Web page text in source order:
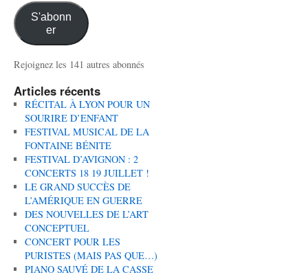
S'abonn
er
Rejoignez les 141 autres abonnés
Articles récents
RÉCITAL À LYON POUR UN
SOURIRE D’ENFANT
FESTIVAL MUSICAL DE LA
FONTAINE BÉNITE
FESTIVAL D’AVIGNON : 2
CONCERTS 18 19 JUILLET !
LE GRAND SUCCÈS DE
L’AMÉRIQUE EN GUERRE
DES NOUVELLES DE L’ART
CONCEPTUEL
CONCERT POUR LES
PURISTES (MAIS PAS QUE…)
PIANO SAUVÉ DE LA CASSE